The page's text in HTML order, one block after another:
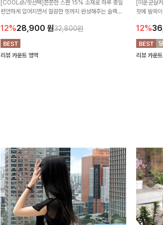
[COOL🧊/핏선택]쫀쫀한 스판 15% 소재로 하루 종일
편안하게 입어지면서 깔끔한 핏까지 완성해주는 슬랙스
골라 입기 좋은 4가지 디자인 구성으로 데일리부터 출근
룩까지 모두 책임질 데일리 팬츠랍니다
12%28,900 원32,800원
리뷰 카운트 영역
[미운군살
핏에 발목
요~!
12%
리뷰 카운